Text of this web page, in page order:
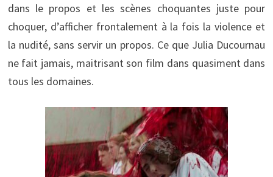
dans le propos et les scènes choquantes juste pour
choquer, d’afficher frontalement à la fois la violence et
la nudité, sans servir un propos. Ce que Julia Ducournau
ne fait jamais, maitrisant son film dans quasiment dans
tous les domaines.